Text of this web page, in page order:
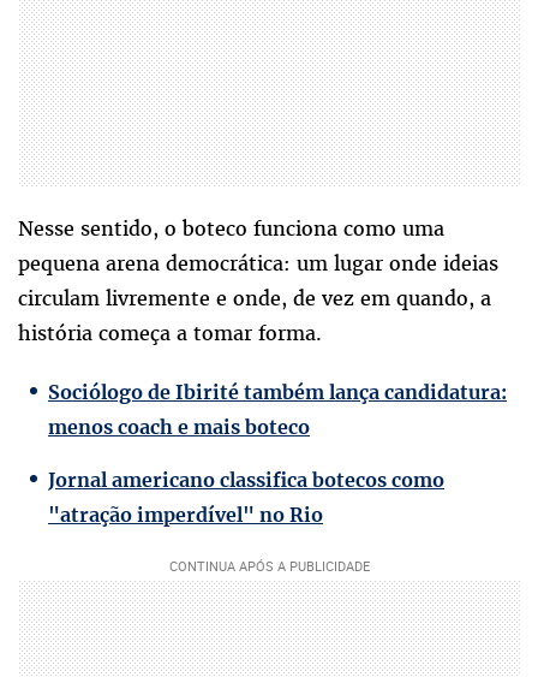
Nesse sentido, o boteco funciona como uma
pequena arena democrática: um lugar onde ideias
circulam livremente e onde, de vez em quando, a
história começa a tomar forma.
Sociólogo de Ibirité também lança candidatura:
menos coach e mais boteco
Jornal americano classifica botecos como
"atração imperdível" no Rio